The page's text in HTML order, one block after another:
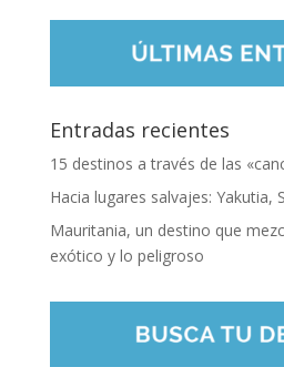
Entradas recientes
15 destinos a través de las
Hacia lugares salvajes: Yakutia,
Mauritania, un destino que
exótico y lo peligroso